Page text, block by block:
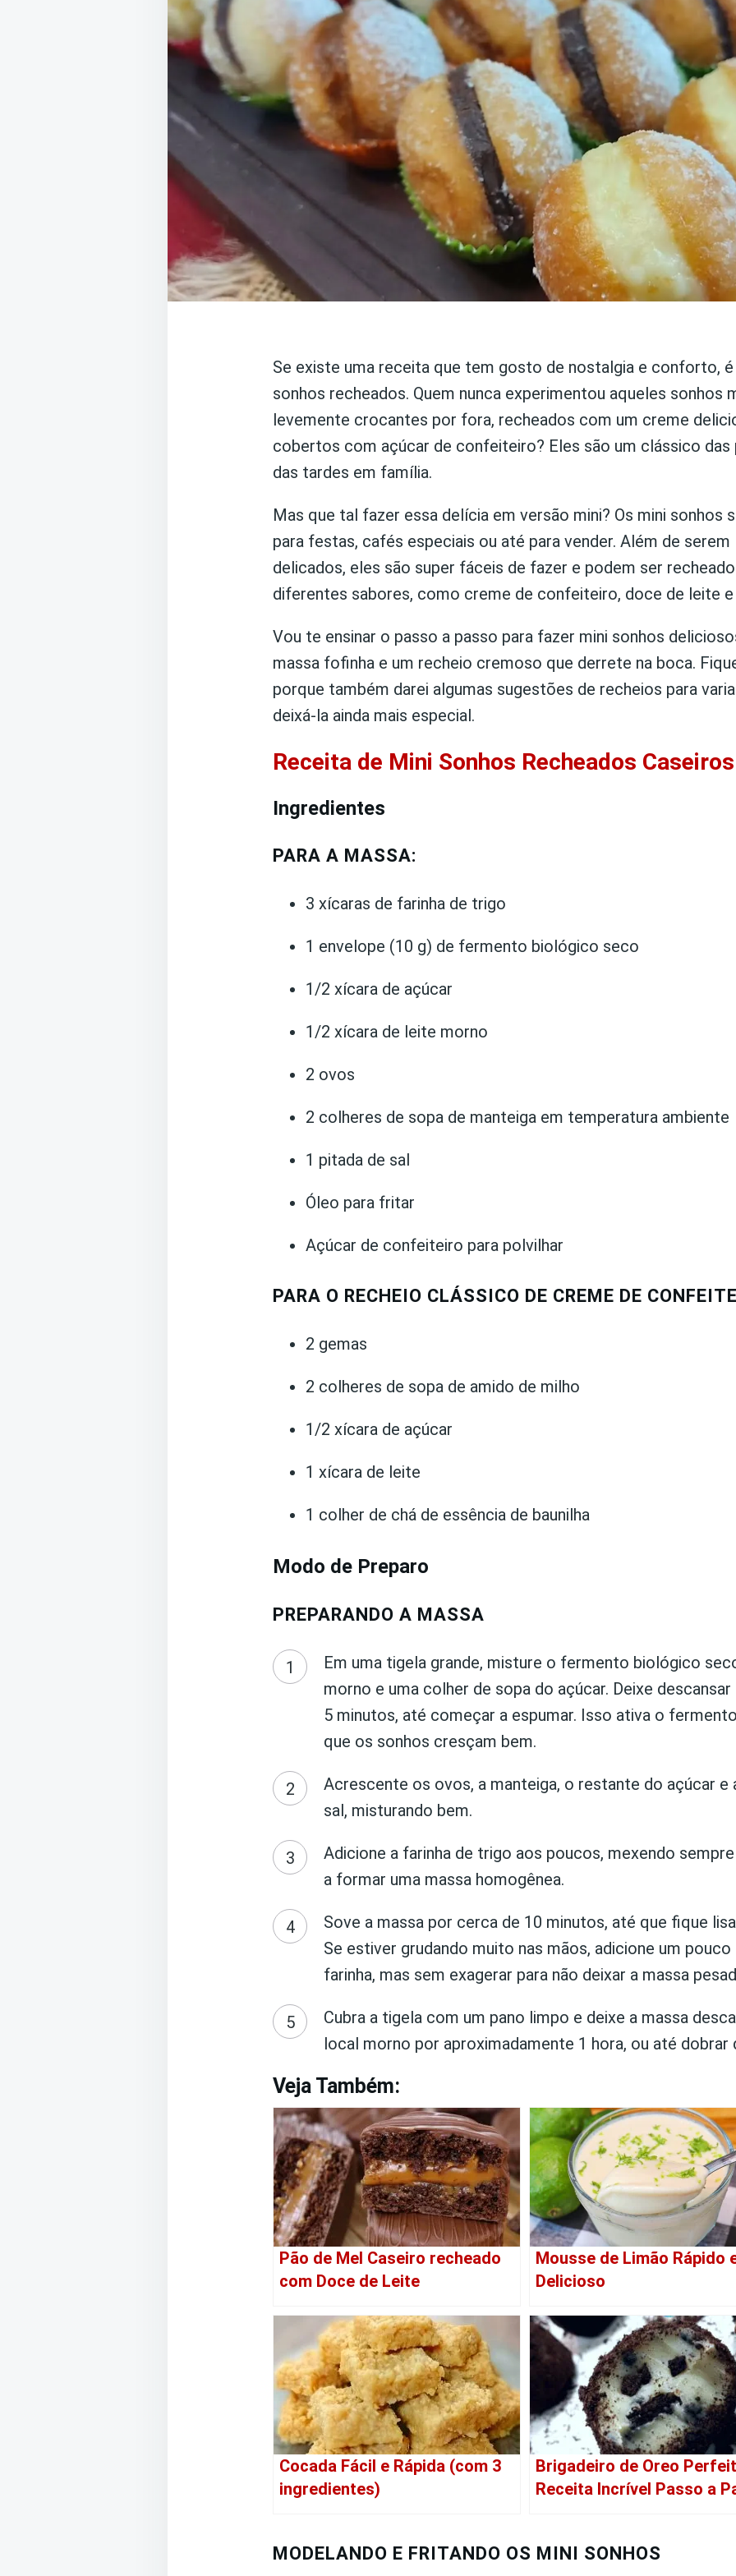
Se existe uma receita que tem gosto de nostalgia e conforto,
sonhos recheados. Quem nunca experimentou aqueles sonhos
levemente crocantes por fora, recheados com um creme
cobertos com açúcar de confeiteiro? Eles são um clássico das
das tardes em família.
Mas que tal fazer essa delícia em versão mini? Os mini sonhos
para festas, cafés especiais ou até para vender. Além de serem
delicados, eles são super fáceis de fazer e podem ser
diferentes sabores, como creme de confeiteiro, doce de leite
Vou te ensinar o passo a passo para fazer mini sonhos
massa fofinha e um recheio cremoso que derrete na boca.
porque também darei algumas sugestões de recheios para
deixá-la ainda mais especial.
Receita de Mini Sonhos Recheados Caseiros
Ingredientes
PARA A MASSA:
3 xícaras de farinha de trigo
1 envelope (10 g) de fermento biológico seco
1/2 xícara de açúcar
1/2 xícara de leite morno
2 ovos
2 colheres de sopa de manteiga em temperatura ambiente
1 pitada de sal
Óleo para fritar
Açúcar de confeiteiro para polvilhar
PARA O RECHEIO CLÁSSICO DE CREME DE
2 gemas
2 colheres de sopa de amido de milho
1/2 xícara de açúcar
1 xícara de leite
1 colher de chá de essência de baunilha
Modo de Preparo
PREPARANDO A MASSA
Em uma tigela grande, misture o fermento biológico
morno e uma colher de sopa do açúcar. Deixe
5 minutos, até começar a espumar. Isso ativa o
que os sonhos cresçam bem.
Acrescente os ovos, a manteiga, o restante do açúcar e
sal, misturando bem.
Adicione a farinha de trigo aos poucos, mexendo
a formar uma massa homogênea.
Sove a massa por cerca de 10 minutos, até que fique
Se estiver grudando muito nas mãos, adicione um pouco
farinha, mas sem exagerar para não deixar a massa
Cubra a tigela com um pano limpo e deixe a massa
local morno por aproximadamente 1 hora, ou até dobrar
Veja Também:
Pão de Mel Caseiro recheado
com Doce de Leite
Mousse de Limão Rápido
Delicioso
Cocada Fácil e Rápida (com 3
ingredientes)
Brigadeiro de Oreo
Receita Incrível Passo a
MODELANDO E FRITANDO OS MINI SONHOS